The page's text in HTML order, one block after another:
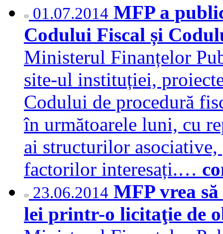
01.07.2014 MFP a
Codului Fiscal și
Ministerul Finanțelor
site-ul instituției,
Codului de procedură
în următoarele luni, cu
ai structurilor
factorilor interesați.…
23.06.2014 MFP vrea
lei printr-o licitaţie de